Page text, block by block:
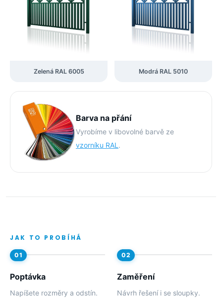
Zelená RAL 6005 Modrá RAL 5010
Barva na přání
Vyrobíme v libovolné barvě ze
vzorníku RAL .
JAK TO PROBÍHÁ
Poptávka
Napíšete rozměry a odstín.
Zaměření
Návrh řešení i se sloupky.